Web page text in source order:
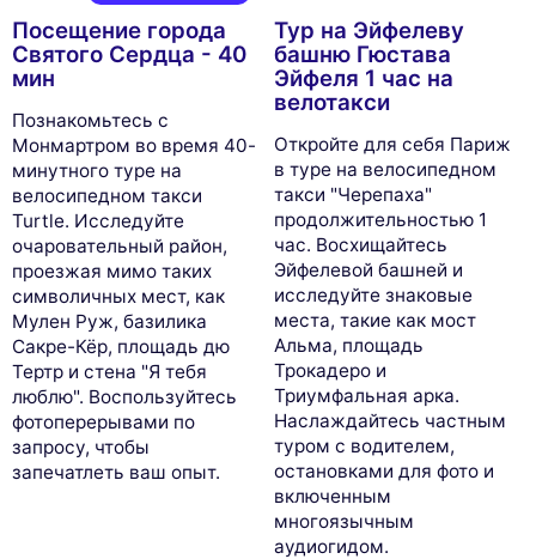
Посещение города
Святого Сердца - 40
мин
Познакомьтесь с
Монмартром во время 40-
минутного туре на
велосипедном такси
Turtle. Исследуйте
очаровательный район,
проезжая мимо таких
символичных мест, как
Мулен Руж, базилика
Сакре-Кёр, площадь дю
Тертр и стена "Я тебя
люблю". Воспользуйтесь
фотоперерывами по
запросу, чтобы
запечатлеть ваш опыт.
Тур на Эйфелеву
башню Гюстава
Эйфеля 1 час на
велотакси
Откройте для себя Париж
в туре на велосипедном
такси "Черепаха"
продолжительностью 1
час. Восхищайтесь
Эйфелевой башней и
исследуйте знаковые
места, такие как мост
Альма, площадь
Трокадеро и
Триумфальная арка.
Наслаждайтесь частным
туром с водителем,
остановками для фото и
включенным
многоязычным
аудиогидом.